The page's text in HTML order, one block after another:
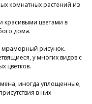
комнатных растений из
красивыми цветами в
дома.
мраморный рисунок.
у многих видов с
цветков.
иногда уплощенные,
в них